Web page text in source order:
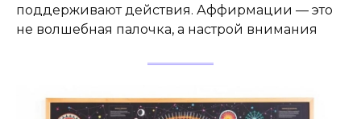
поддерживают действия. Аффирмации — это
не волшебная палочка, а настрой внимания